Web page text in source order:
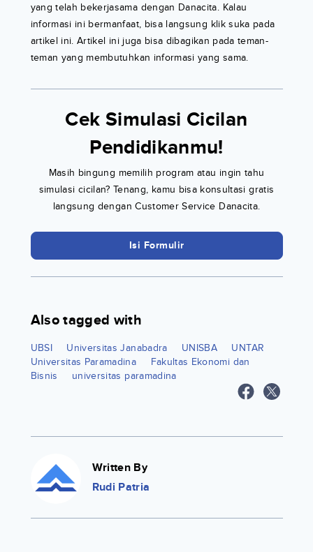
yang telah bekerjasama dengan Danacita. Kalau
informasi ini bermanfaat, bisa langsung klik suka pada
artikel ini. Artikel ini juga bisa dibagikan pada teman-
teman yang membutuhkan informasi yang sama.
Cek Simulasi Cicilan
Pendidikanmu!
Masih bingung memilih program atau ingin tahu
simulasi cicilan? Tenang, kamu bisa konsultasi gratis
langsung dengan Customer Service Danacita.
Isi Formulir
Also tagged with
UBSI Universitas Janabadra UNISBA
UNTAR
Universitas Paramadina
Fakultas Ekonomi dan
Bisnis
universitas paramadina
Written By
Rudi Patria